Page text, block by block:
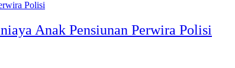
Anak Pensiunan Perwira Polisi